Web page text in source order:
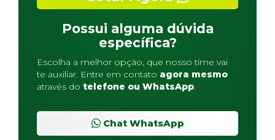
Possui alguma dúvida
específica?
Escolha a melhor opção, que nosso time vai
te auxiliar. Entre em contato agora mesmo
através do telefone ou WhatsApp.
Chat WhatsApp